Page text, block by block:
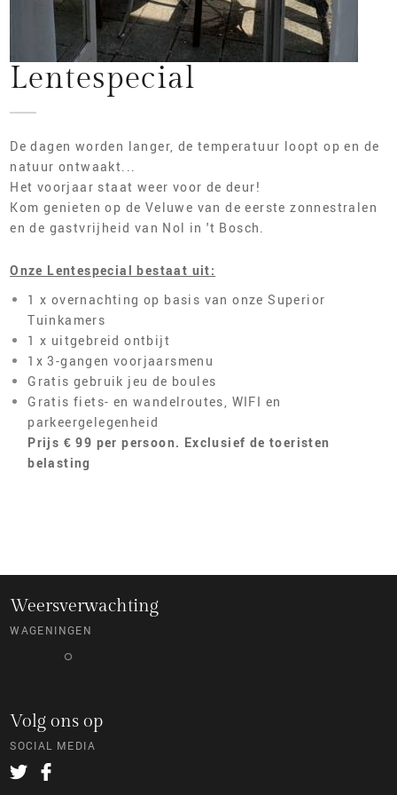
ONLINE RESERVEREN
Lentespecial
De dagen worden langer, de temperatuur loopt op en de
natuur ontwaakt...
Het voorjaar staat weer voor de deur!
Kom genieten op de Veluwe van de eerste zonnestralen
en de gastvrijheid van Nol in 't Bosch.
Onze Lentespecial bestaat uit:
1 x overnachting op basis van onze Superior
Tuinkamers
1 x uitgebreid ontbijt
1x 3-gangen voorjaarsmenu
Gratis gebruik jeu de boules
Gratis fiets- en wandelroutes, WIFI en
parkeergelegenheid
Prijs € 99 per persoon. Exclusief de toeristen
belasting
Weersverwachting
WAGENINGEN
°
Volg ons op
SOCIAL MEDIA